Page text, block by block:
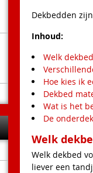
Dekbedden
Inhoud:
Welk
Hoe kies ik
Dekbed
Wat is het
De
Welk
Welk dekbed
liever een